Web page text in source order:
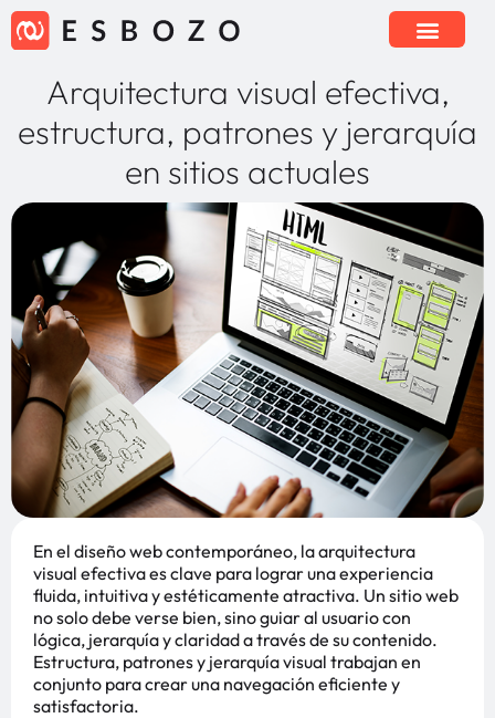
Arquitectura visual efectiva,
estructura, patrones y jerarquía
en sitios actuales
En el diseño web contemporáneo, la arquitectura
visual efectiva es clave para lograr una experiencia
fluida, intuitiva y estéticamente atractiva. Un sitio web
no solo debe verse bien, sino guiar al usuario con
lógica, jerarquía y claridad a través de su contenido.
Estructura, patrones y jerarquía visual trabajan en
conjunto para crear una navegación eficiente y
satisfactoria.